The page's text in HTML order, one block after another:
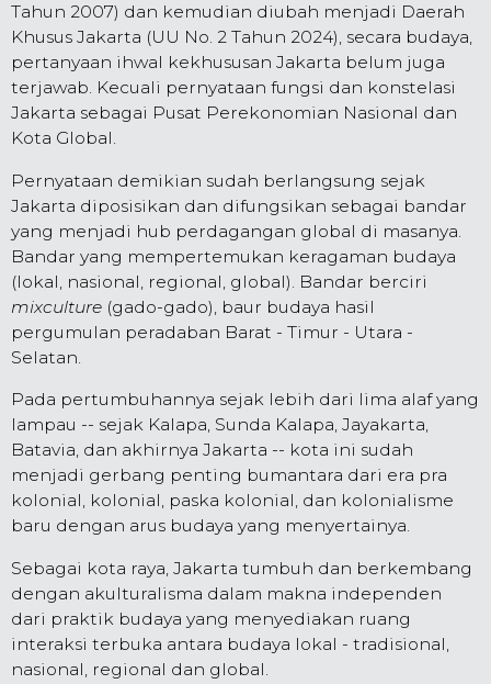
Tahun 2007) dan kemudian diubah menjadi Daerah
Khusus Jakarta (UU No. 2 Tahun 2024), secara budaya,
pertanyaan ihwal kekhususan Jakarta belum juga
terjawab. Kecuali pernyataan fungsi dan konstelasi
Jakarta sebagai Pusat Perekonomian Nasional dan
Kota Global.
Pernyataan demikian sudah berlangsung sejak
Jakarta diposisikan dan difungsikan sebagai bandar
yang menjadi hub perdagangan global di masanya.
Bandar yang mempertemukan keragaman budaya
(lokal, nasional, regional, global). Bandar berciri
mixculture (gado-gado), baur budaya hasil
pergumulan peradaban Barat - Timur - Utara -
Selatan.
Pada pertumbuhannya sejak lebih dari lima alaf yang
lampau -- sejak Kalapa, Sunda Kalapa, Jayakarta,
Batavia, dan akhirnya Jakarta -- kota ini sudah
menjadi gerbang penting bumantara dari era pra
kolonial, kolonial, paska kolonial, dan kolonialisme
baru dengan arus budaya yang menyertainya.
Sebagai kota raya, Jakarta tumbuh dan berkembang
dengan akulturalisma dalam makna independen
dari praktik budaya yang menyediakan ruang
interaksi terbuka antara budaya lokal - tradisional,
nasional, regional dan global.